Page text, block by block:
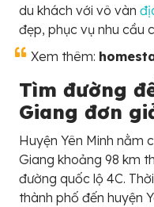
du khách với vô vàn
đẹp, phục vụ nhu cầu
Xem thêm:
Tìm đường
Giang đơn
Huyện Yên Minh nằm
Giang khoảng 98 km
đường quốc lộ 4C.
thành phố đến huyện